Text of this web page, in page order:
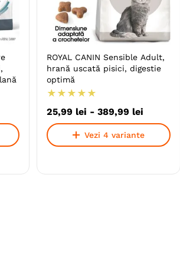
ROYAL CANIN Sensible Adult,
hrană uscată pisici, digestie
optimă
★ ★ ★ ★ ★
25,99 lei - 389,99 lei
Vezi 4 variante